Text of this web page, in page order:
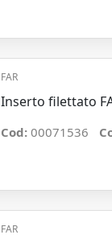
FAR
Inserto filettato
Cod: 00071536
FAR